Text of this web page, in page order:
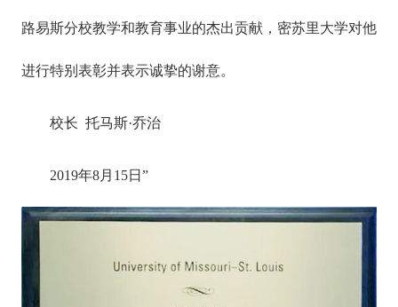
路易斯分校教学和教育事业的杰出贡献，密苏里大学对他
进行特别表彰并表示诚挚的谢意。
校长 托马斯·乔治
2019年8月15日”